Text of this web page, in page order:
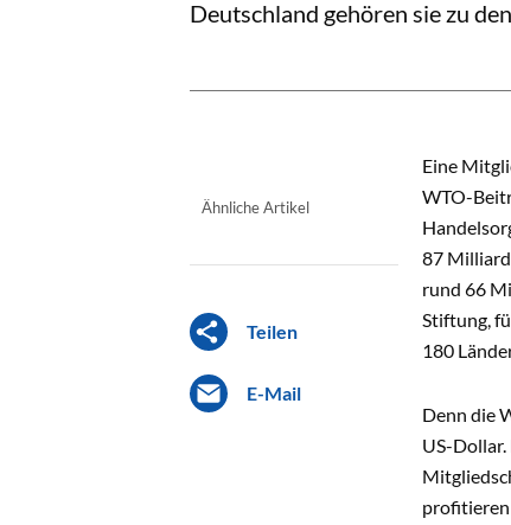
Deutschland gehören sie zu
Ähnliche Artikel
Teilen
E-Mail
Eine
WTO-
87
rund 66
Stiftung,
180
Denn die
US-
profitieren